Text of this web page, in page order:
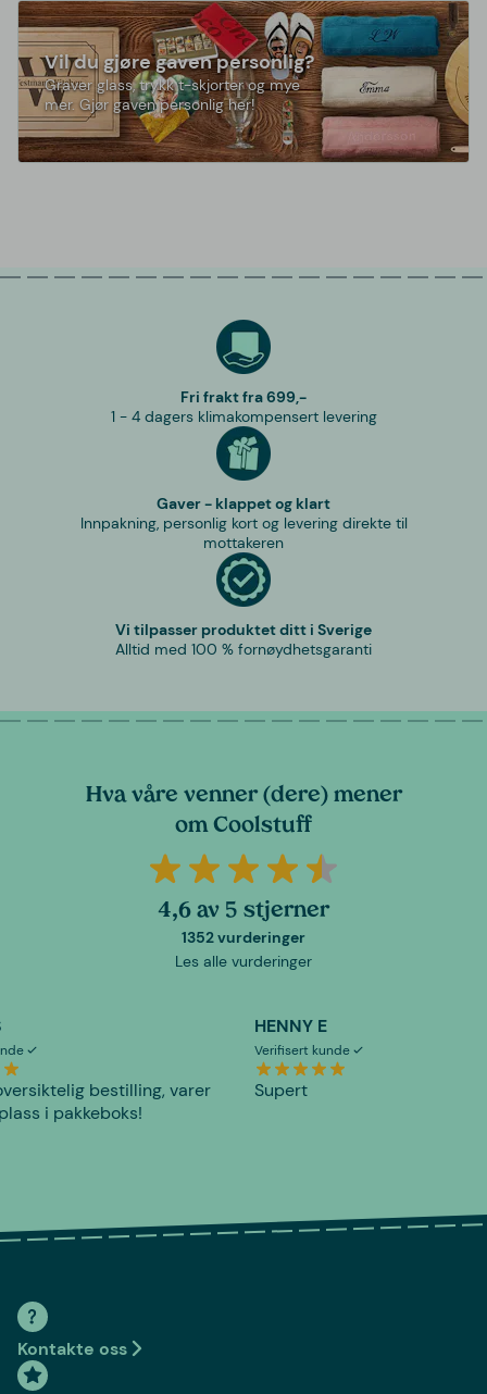
Vil du gjøre gaven personlig?
Graver glass, trykk t-skjorter og mye
mer. Gjør gaven personlig her!
Fri frakt fra 699,-
1 - 4 dagers klimakompensert levering
Gaver - klappet og klart
Innpakning, personlig kort og levering direkte til
mottakeren
Vi tilpasser produktet ditt i Sverige
Alltid med 100 % fornøydhetsgaranti
Hva våre venner (dere) mener
om Coolstuff
4,6 av 5 stjerner
1352 vurderinger
Les alle vurderinger
bestilling, varer
i pakkeboks!
HENNY E
Verifisert kunde
Supert
Kontakte oss